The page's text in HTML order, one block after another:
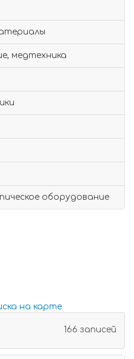
медтехника
оборудование
на карте
166 записей